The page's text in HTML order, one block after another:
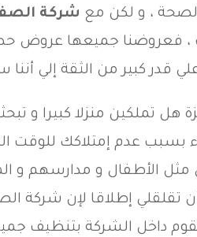
، و لكن مع شركة
، فعروضنا جميعها عروض
قدر كبير من الثقة إلي
هل تملكين منزلا كبيرا و
بسبب عدم إمتلاكك للوقت
الأطفال و مدارسهم و
تقلقلي إطلاقا لإن شركة
داخل الشركة بتنظيف